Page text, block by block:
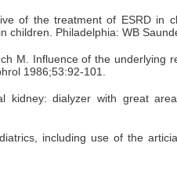
of the treatment of ESRD in
children. Philadelphia: WB
M. Influence of the underlying
1986;53:92-101.
kidney: dialyzer with great
including use of the